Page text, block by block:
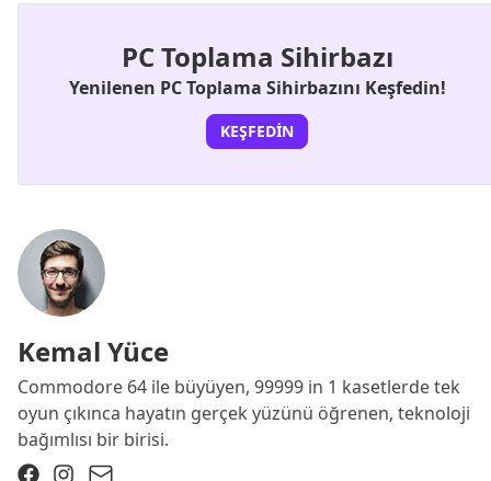
PC Toplama Sihirbazı
Yenilenen PC Toplama Sihirbazını Keşfedin!
KEŞFEDIN
Kemal Yüce
Commodore 64 ile büyüyen, 99999 in 1 kasetlerde tek
oyun çıkınca hayatın gerçek yüzünü öğrenen, teknoloji
bağımlısı bir birisi.